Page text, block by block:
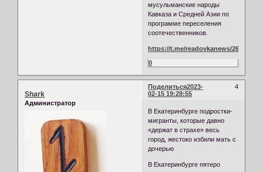
мусульманские народы
Кавказа и Средней Азии по
программе переселения
соотечественников.
https://t.me/readovkanews/26006
0
Поделиться 4
2023-
02-15 19:28:55
Shark
Администратор
В Екатеринбурге подростки-
мигранты, которые давно
«держат в страхе» весь
город, жестоко избили мать с
дочерью
В Екатеринбурге пятеро